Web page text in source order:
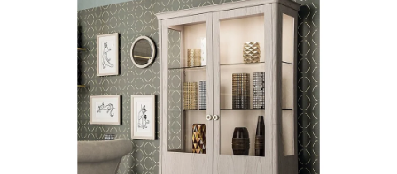
je
0,0
z
5
hvězdiček.